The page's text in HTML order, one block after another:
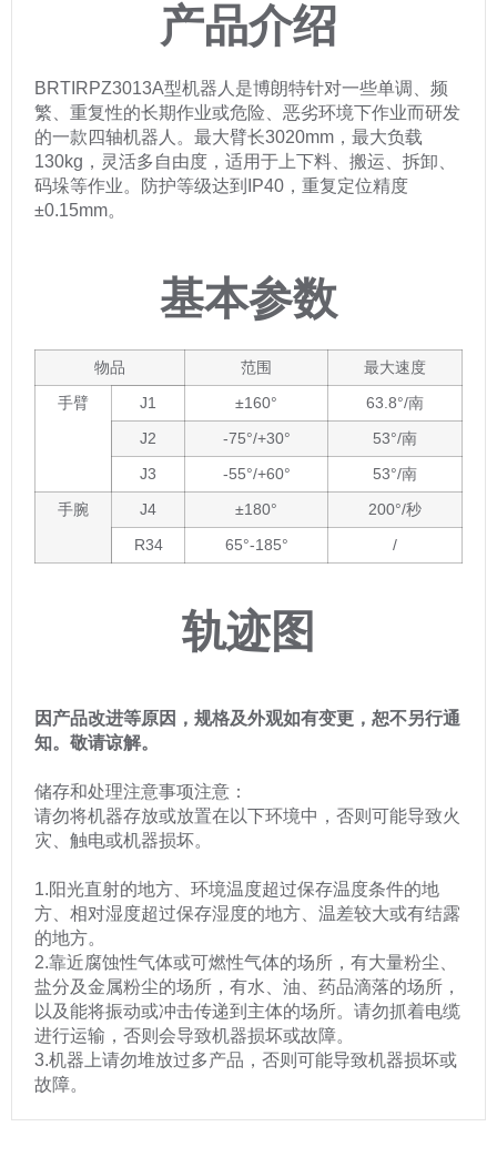
产品介绍
BRTIRPZ3013A型机器人是博朗特针对一些单调、频
繁、重复性的长期作业或危险、恶劣环境下作业而研发
的一款四轴机器人。最大臂长3020mm，最大负载
130kg，灵活多自由度，适用于上下料、搬运、拆卸、
码垛等作业。防护等级达到IP40，重复定位精度
±0.15mm。
基本参数
物品 范围
最大速度
手臂
J1 ±160°
63.8°/南
J2
-75°/+30°
53°/南
J3
-55°/+60°
53°/南
手腕
J4 ±180°
200°/秒
R34
65°-185° /
轨迹图
因产品改进等原因，规格及外观如有变更，恕不另行通
知。敬请谅解。
储存和处理注意事项注意：
请勿将机器存放或放置在以下环境中，否则可能导致火
灾、触电或机器损坏。
1.阳光直射的地方、环境温度超过保存温度条件的地
方、相对湿度超过保存湿度的地方、温差较大或有结露
的地方。
2.靠近腐蚀性气体或可燃性气体的场所，有大量粉尘、
盐分及金属粉尘的场所，有水、油、药品滴落的场所，
以及能将振动或冲击传递到主体的场所。请勿抓着电缆
进行运输，否则会导致机器损坏或故障。
3.机器上请勿堆放过多产品，否则可能导致机器损坏或
故障。